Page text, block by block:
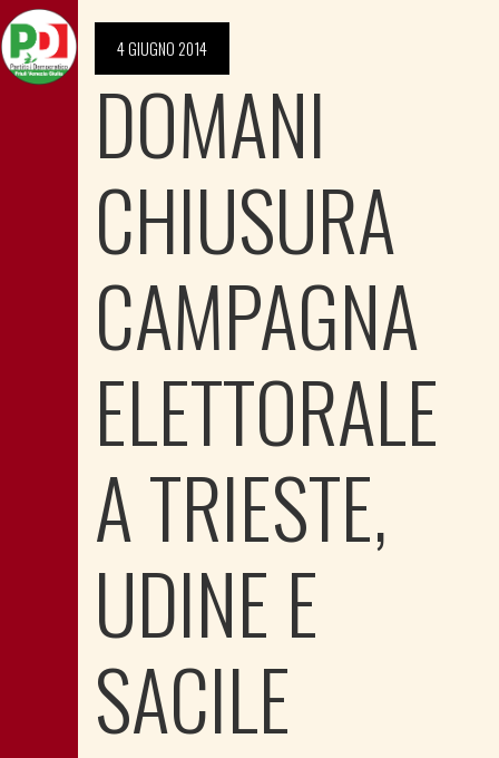
4 GIUGNO 2014
DOMANI
CHIUSURA
CAMPAGNA
ELETTORALE
A TRIESTE,
UDINE E
SACILE